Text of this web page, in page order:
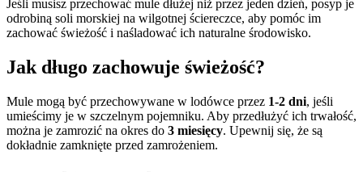
Jeśli musisz przechować mule dłużej niż przez jeden dzień, posyp je
odrobiną soli morskiej na wilgotnej ściereczce, aby pomóc im
zachować świeżość i naśladować ich naturalne środowisko.
Jak długo zachowuje świeżość?
Mule mogą być przechowywane w lodówce przez 1-2 dni, jeśli
umieścimy je w szczelnym pojemniku. Aby przedłużyć ich trwałość,
można je zamrozić na okres do 3 miesięcy. Upewnij się, że są
dokładnie zamknięte przed zamrożeniem.